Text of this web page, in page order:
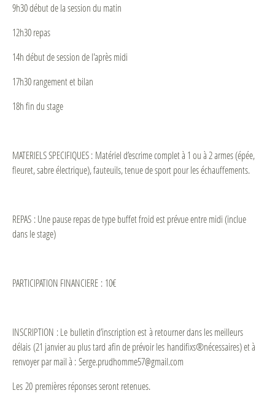
9h30 début de la session du matin
12h30 repas
14h début de session de l'après midi
17h30 rangement et bilan
18h fin du stage
MATERIELS SPECIFIQUES : Matériel d’escrime complet à 1 ou à 2 armes (épée,
fleuret, sabre électrique), fauteuils, tenue de sport pour les échauffements.
REPAS : Une pause repas de type buffet froid est prévue entre midi (inclue
dans le stage)
PARTICIPATION FINANCIERE : 10€
INSCRIPTION : Le bulletin d’inscription est à retourner dans les meilleurs
délais (21 janvier au plus tard afin de prévoir les handifixs®nécessaires) et à
renvoyer par mail à : Serge.prudhomme57@gmail.com
Les 20 premières réponses seront retenues.